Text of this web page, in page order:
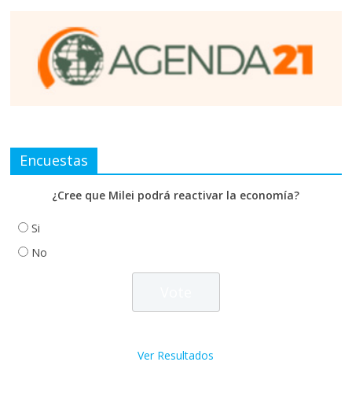
Encuestas
¿Cree que Milei podrá reactivar la economía?
Si
No
Ver Resultados